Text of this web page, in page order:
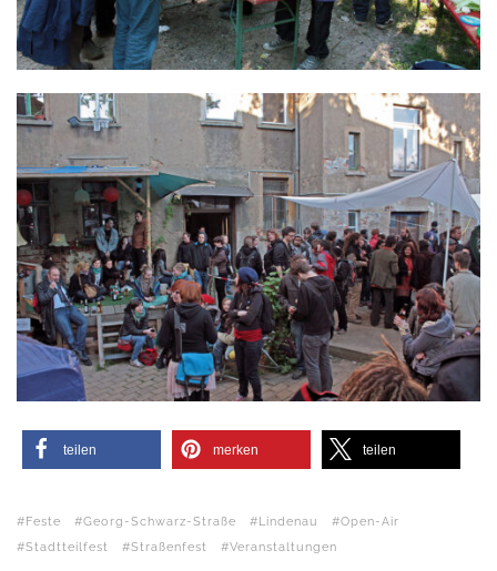
teilen merken teilen
Feste Georg-Schwarz-Straße Lindenau
Open-Air
Stadtteilfest
Straßenfest Veranstaltungen